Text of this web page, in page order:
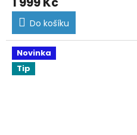
Do košíku
Novinka
Tip